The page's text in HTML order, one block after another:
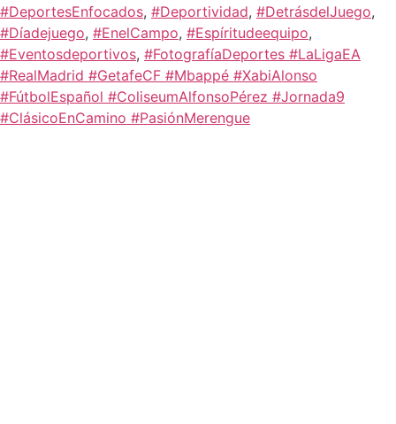
#DeportesEnfocados, #Deportividad, #DetrásdelJuego,
#Díadejuego, #EnelCampo, #Espíritudeequipo,
#Eventosdeportivos, #FotografíaDeportes #LaLigaEA
#RealMadrid #GetafeCF #Mbappé #XabiAlonso
#FútbolEspañol #ColiseumAlfonsoPérez #Jornada9
#ClásicoEnCamino #PasiónMerengue